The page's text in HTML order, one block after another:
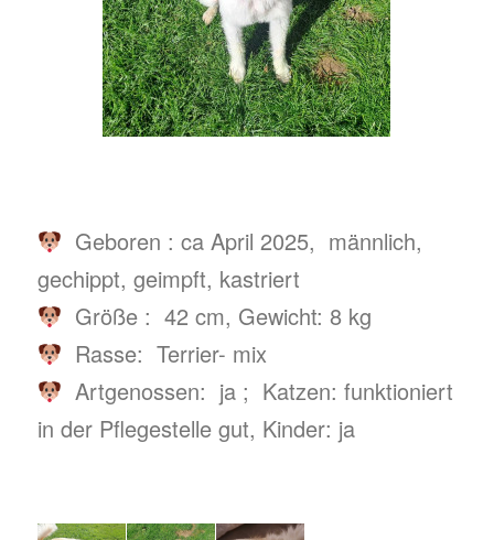
Geboren : ca April 2025, männlich,
gechippt, geimpft, kastriert
Größe : 42 cm, Gewicht: 8 kg
Rasse: Terrier- mix
Artgenossen: ja ; Katzen: funktioniert
in der Pflegestelle gut, Kinder: ja